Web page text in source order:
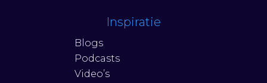
Inspiratie
Blogs
Podcasts
Video’s